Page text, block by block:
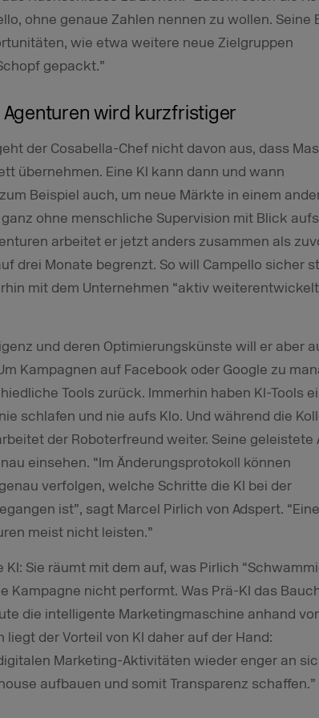
ohne genaue Zahlen nennen zu wollen. Seine
wie etwa weitere neue Zielgruppen
gepackt.”
wird kurzfristiger
der Cosabella-Chef nicht davon aus, dass
übernehmen. Eine KI kann dann und wann
Beispiel auch, um neue Märkte in einem
ohne menschliche Supervision mit Blick
arbeitet er jetzt anders zusammen als
drei Monate begrenzt. So will Campello sicher
mit dem Unternehmen “aktiv
und deren Optimierungskünste will er aber
Kampagnen auf Facebook oder Google zu
Tools zurück. Immerhin haben KI-Tools
schlafen und nie aufs Klo. Und während die
der Roboterfreund weiter. Seine geleistete
einsehen. “Im Änderungsprotokoll können
verfolgen, welche Schritte die KI bei der
ist”, sagt Marcel Pirlich von Adspert.
meist nicht leisten.”
Sie räumt mit dem auf, was Pirlich
Kampagne nicht performt. Was Prä-KI das
die intelligente Marketingmaschine anhand
der Vorteil von KI daher auf der Hand:
Marketing-Aktivitäten wieder enger an
aufbauen und somit Transparenz schaffen.”